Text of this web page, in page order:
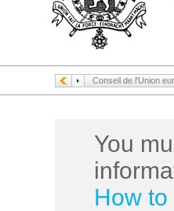
Conseil de l'Union
You
How